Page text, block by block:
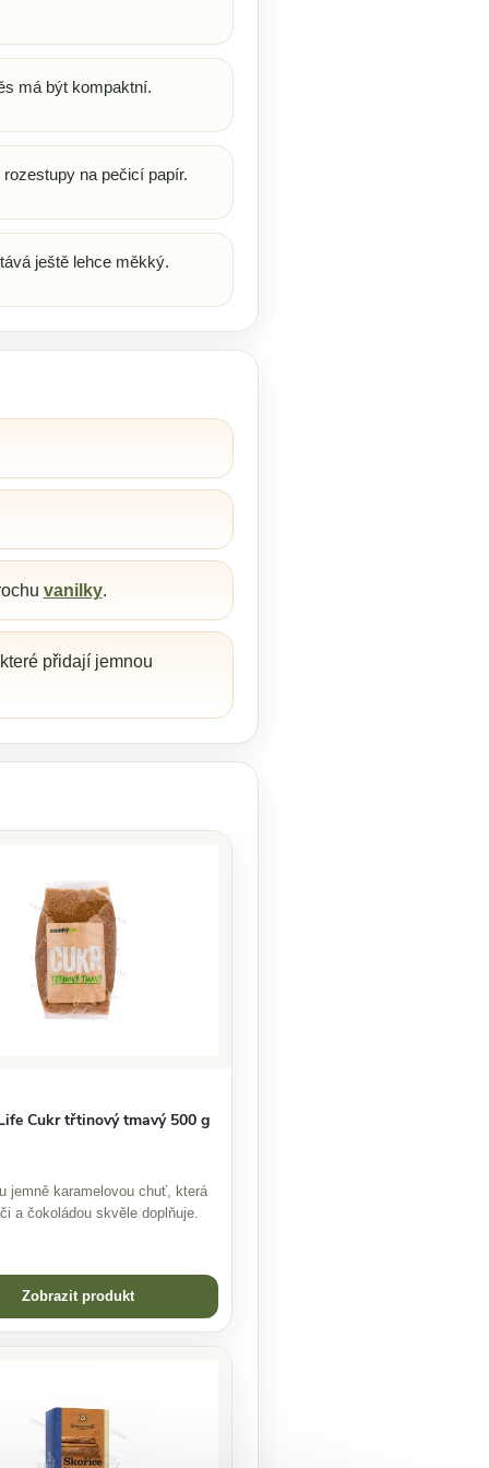
má být kompaktní.
na pečicí papír.
ještě lehce měkký.
vanilky.
přidají jemnou
Cukr třtinový tmavý 500 g
jemně karamelovou chuť, která
a čokoládou skvěle doplňuje.
Zobrazit produkt